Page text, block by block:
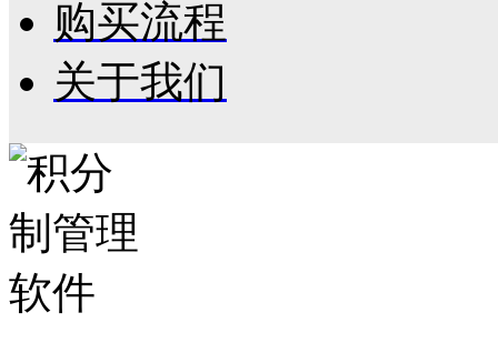
购买流程
关于我们